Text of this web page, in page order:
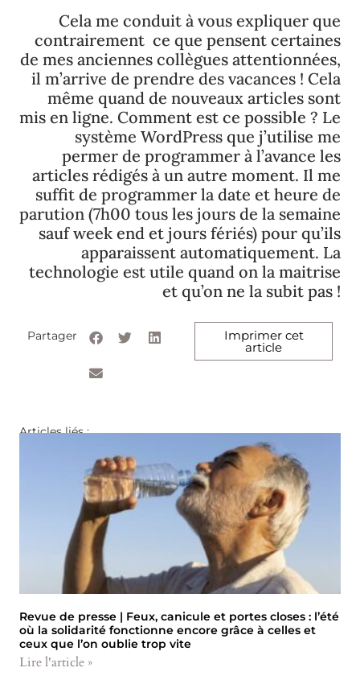
Cela me conduit à vous expliquer que
contrairement ce que pensent certaines
de mes anciennes collègues attentionnées,
il m’arrive de prendre des vacances ! Cela
même quand de nouveaux articles sont
mis en ligne. Comment est ce possible ? Le
système WordPress que j’utilise me
permer de programmer à l’avance les
articles rédigés à un autre moment. Il me
suffit de programmer la date et heure de
parution (7h00 tous les jours de la semaine
sauf week end et jours fériés) pour qu’ils
apparaissent automatiquement. La
technologie est utile quand on la maitrise
et qu’on ne la subit pas !
Partager Imprimer cet
article
Articles liés :
Revue de presse | Feux, canicule et portes closes : l’été
où la solidarité fonctionne encore grâce à celles et
ceux que l’on oublie trop vite
Lire l'article »